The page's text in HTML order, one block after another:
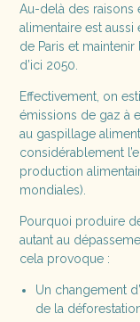
Au-delà des raisons
alimentaire est
de Paris et
d’ici 2050.
Effectivement, on
émissions de gaz à
au gaspillage
considérablement
production
mondiales).
Pourquoi produire
autant au
cela provoque :
Un changement
de la